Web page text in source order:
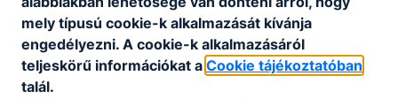
mely típusú cookie-k alkalmazását kívánja
engedélyezni. A cookie-k alkalmazásáról
teljeskörű információkat a Cookie tájékoztatóban
talál.